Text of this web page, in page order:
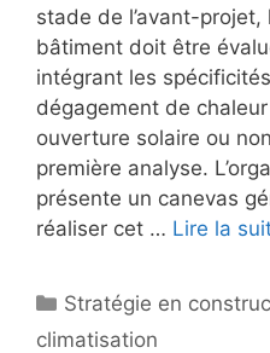
stade de l’avant-
bâtiment doit être
intégrant les
dégagement de
ouverture solaire ou
première analyse.
présente un canevas
réaliser cet … Lire la
Catégories
Stratégie en
climatisation